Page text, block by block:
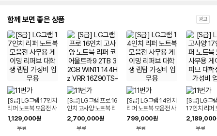
함께 보면 좋은 상품 광고
[S급] LG그램 17인치
리퍼 노트북 모음전 사
무용 게이밍 리퍼브 대
학생 랩탑 가성비 업무
1,129,000원
무료
[S급] LG그램 프로 16
인치 고사양 노트북 리
퍼 코어울트라9 2TB
32GB WIN11 144H
z VRR 16Z90TS-G.
2,700,000원
무료
[S급] LG그램 14인치
리퍼 노트북 모음전 사
무용 게이밍 리퍼브 대
학생 랩탑 가성비 업무
799,000원
무료
[S급] LG그
17인치 리퍼
음전 사무용
퍼브 대학생
비 업무용
2,189,000
무료